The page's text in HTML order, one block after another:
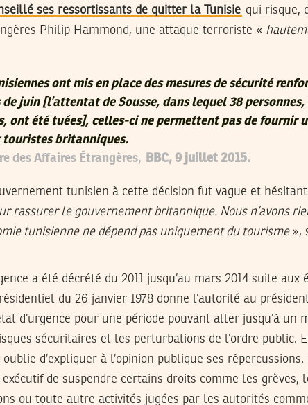
ses ressortissants de quitter la Tunisie qui risque,
Philip Hammond, une attaque terroriste «
ont mis en place des mesures de sécurité
juin [l’attentat de Sousse, dans lequel 38
ont été tuées], celles-ci ne permettent pas de fournir
touristes britanniques.
des Affaires Étrangères,
BBC, 9 juillet 2015.
tunisien à cette décision fut vague et
rassurer le gouvernement britannique. Nous n’avons
tunisienne ne dépend pas uniquement du tourisme»,
a été décrété du 2011 jusqu’au mars 2014 suite aux
du 26 janvier 1978 donne l’autorité au
d’urgence pour une période pouvant aller jusqu’à un
sécuritaires et les perturbations de l’ordre public.
d’expliquer à l’opinion publique ses répercussions.
de suspendre certains droits comme les grèves,
ou toute autre activités jugées par les autorités